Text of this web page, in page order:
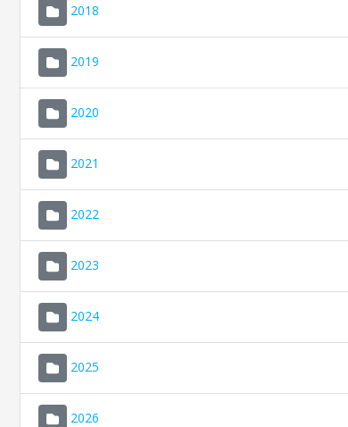
2018
2019
2020
2021
2022
2023
2024
2025
2026